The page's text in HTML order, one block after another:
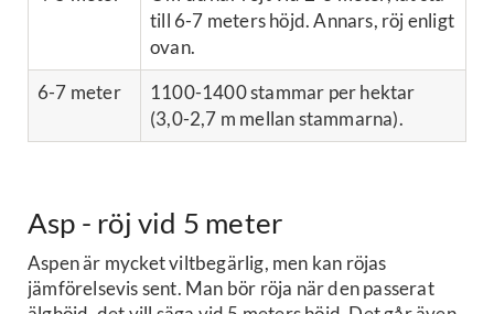
till 6-7 meters höjd. Annars, röj enligt
ovan.
6-7 meter
1100-1400 stammar per hektar
(3,0-2,7 m mellan stammarna).
Asp - röj vid 5 meter
Aspen är mycket viltbegärlig, men kan röjas
jämförelsevis sent. Man bör röja när den passerat